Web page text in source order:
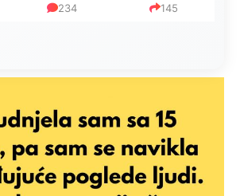
234 145